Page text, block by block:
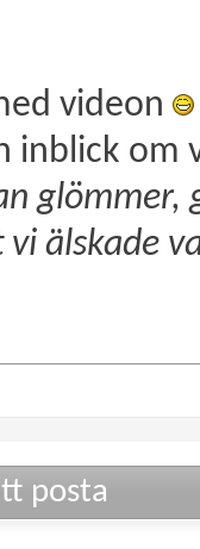
videon
inblick om
glömmer,
älskade
posta